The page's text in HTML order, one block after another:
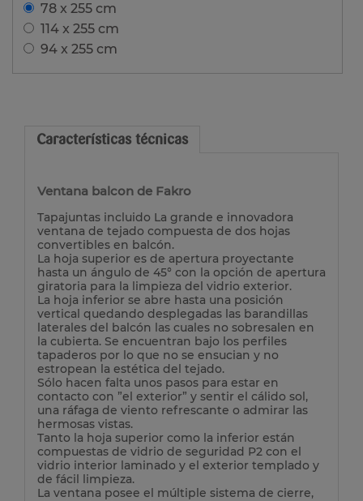
78 x 255 cm
114 x 255 cm
94 x 255 cm
Características técnicas
Ventana balcon de Fakro
Tapajuntas incluido La grande e innovadora
ventana de tejado compuesta de dos hojas
convertibles en balcón.
La hoja superior es de apertura proyectante
hasta un ángulo de 45° con la opción de apertura
giratoria para la limpieza del vidrio exterior.
La hoja inferior se abre hasta una posición
vertical quedando desplegadas las barandillas
laterales del balcón las cuales no sobresalen en
la cubierta. Se encuentran bajo los perfiles
tapaderos por lo que no se ensucian y no
estropean la estética del tejado.
Sólo hacen falta unos pasos para estar en
contacto con ”el exterior” y sentir el cálido sol,
una ráfaga de viento refrescante o admirar las
hermosas vistas.
Tanto la hoja superior como la inferior están
compuestas de vidrio de seguridad P2 con el
vidrio interior laminado y el exterior templado y
de fácil limpieza.
La ventana posee el múltiple sistema de cierre,